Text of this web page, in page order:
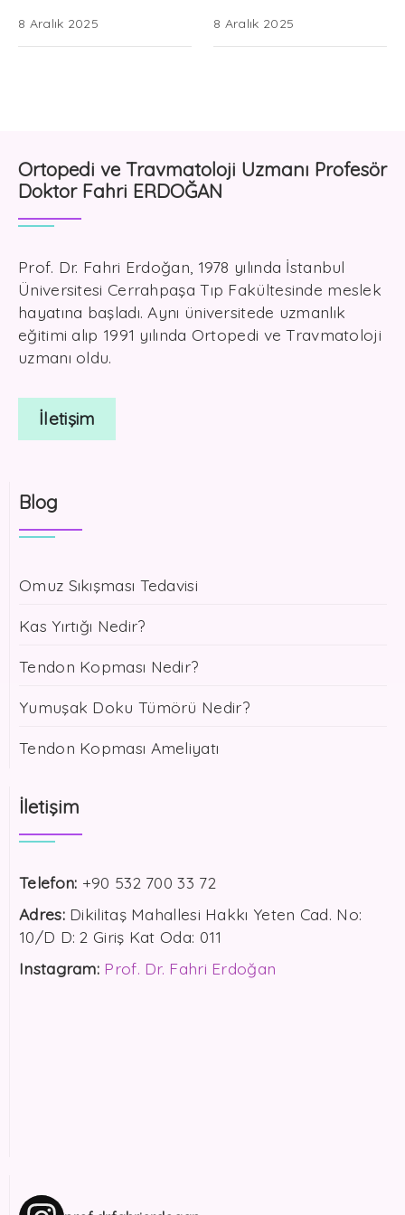
8 Aralık 2025 8 Aralık 2025
Ortopedi ve Travmatoloji Uzmanı Profesör
Doktor Fahri ERDOĞAN
Prof. Dr. Fahri Erdoğan, 1978 yılında İstanbul
Üniversitesi Cerrahpaşa Tıp Fakültesinde meslek
hayatına başladı. Aynı üniversitede uzmanlık
eğitimi alıp 1991 yılında Ortopedi ve Travmatoloji
uzmanı oldu.
İletişim
Blog
Omuz Sıkışması Tedavisi
Kas Yırtığı Nedir?
Tendon Kopması Nedir?
Yumuşak Doku Tümörü Nedir?
Tendon Kopması Ameliyatı
İletişim
Telefon: +90 532 700 33 72
Adres:Dikilitaş Mahallesi Hakkı Yeten Cad. No:
10/D D: 2 Giriş Kat Oda: 011
Instagram: Prof. Dr. Fahri Erdoğan